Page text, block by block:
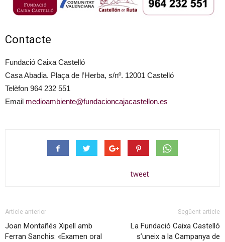
Contacte
Fundació Caixa Castelló
Casa Abadia. Plaça de l’Herba, s/nº. 12001 Castelló
Telèfon 964 232 551
Email medioambiente@fundacioncajacastellon.es
tweet
Article anterior
Joan Montañés Xipell amb
Ferran Sanchis: «Examen oral
Següent article
La Fundació Caixa Castelló
s’uneix a la Campanya de